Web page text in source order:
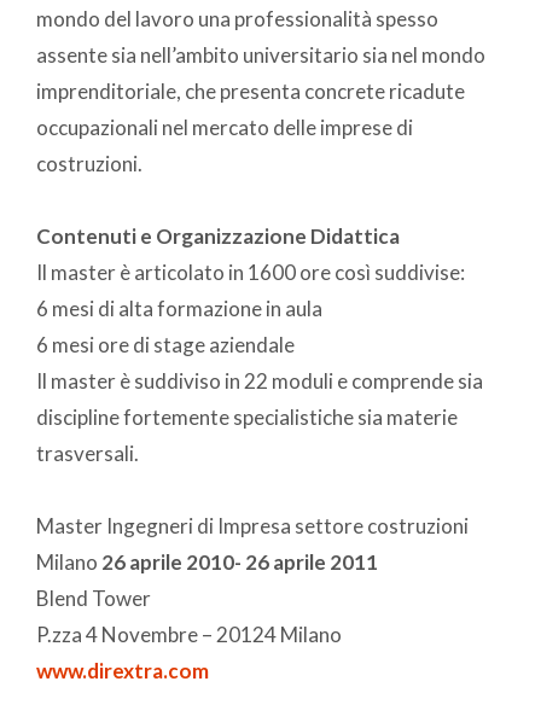
mondo del lavoro una professionalità spesso
assente sia nell’ambito universitario sia nel mondo
imprenditoriale, che presenta concrete ricadute
occupazionali nel mercato delle imprese di
costruzioni.
Contenuti e Organizzazione Didattica
Il master è articolato in 1600 ore così suddivise:
6 mesi di alta formazione in aula
6 mesi ore di stage aziendale
Il master è suddiviso in 22 moduli e comprende sia
discipline fortemente specialistiche sia materie
trasversali.
Master Ingegneri di Impresa settore costruzioni
Milano 26 aprile 2010- 26 aprile 2011
Blend Tower
P.zza 4 Novembre – 20124 Milano
www.dirextra.com